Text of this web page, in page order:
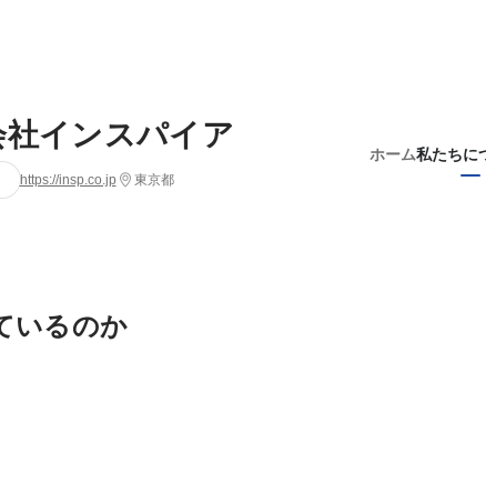
インスパイア
https://insp.co.jp 東京都
ホーム私たちに
いるのか